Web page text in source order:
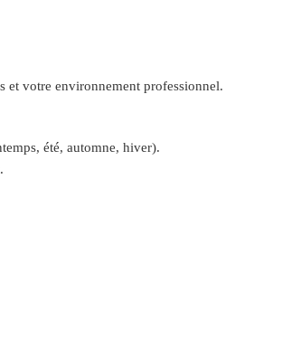
et votre environnement professionnel.
été, automne, hiver).